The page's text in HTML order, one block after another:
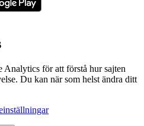
för att förstå hur sajten
Du kan när som helst ändra ditt